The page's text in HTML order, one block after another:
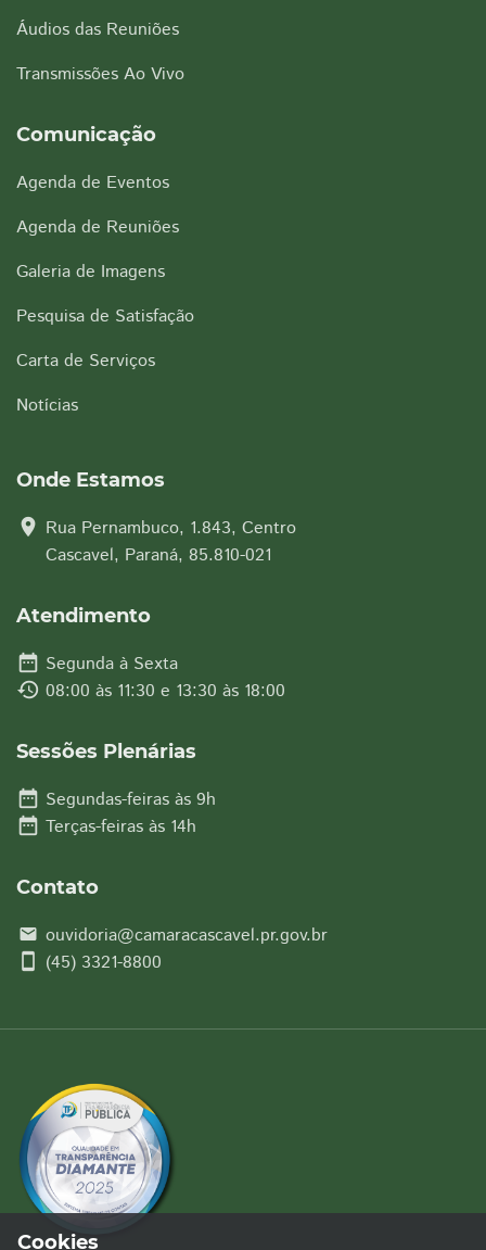
Áudios das Reuniões
Transmissões Ao Vivo
Comunicação
Agenda de Eventos
Agenda de Reuniões
Galeria de Imagens
Pesquisa de Satisfação
Carta de Serviços
Notícias
Onde Estamos
location_on Rua Pernambuco, 1.843, Centro
Cascavel, Paraná, 85.810-021
Atendimento
date_range Segunda à Sexta
history 08:00 às 11:30 e 13:30 às 18:00
Sessões Plenárias
date_range Segundas-feiras às 9h
date_range Terças-feiras às 14h
Contato
email ouvidoria@camaracascavel.pr.gov.br
smartphone (45) 3321-8800
Cookies